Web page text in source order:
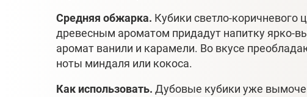
Средняя обжарка. Кубики светло-коричневого
древесным ароматом придадут напитку ярко-
аромат ванили и карамели. Во вкусе
ноты миндаля или кокоса.
Как использовать. Дубовые кубики уже